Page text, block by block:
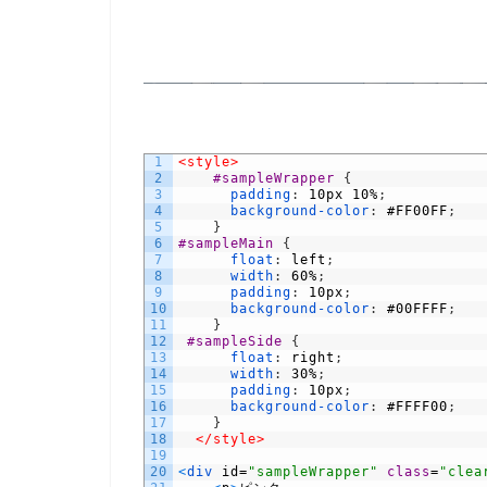
1
2
3
4
5
6
7
8
9
10
11
12
13
14
15
16
17
18
19
20
<style>
#sampleWrapper {
padding : 10px 10% ;
background-color : #FF00FF ;
}
#sampleMain {
float : left ;
width : 60% ;
padding : 10px ;
background-color : #00FFFF ;
}
#sampleSide {
float : right ;
width : 30% ;
padding : 10px ;
background-color : #FFFF00 ;
}
</style>
<div id = "sampleWrapper" class=